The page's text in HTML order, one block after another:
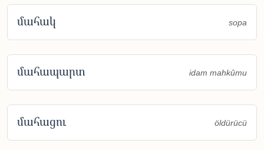
մահակ sopa
մահապարտ idam mahkûmu
մահացու öldürücü